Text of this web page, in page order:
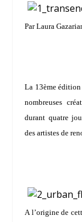
Par Laura
La 13èmeédition
nombreuses
durant quatre
des artistes de
A l’origine de